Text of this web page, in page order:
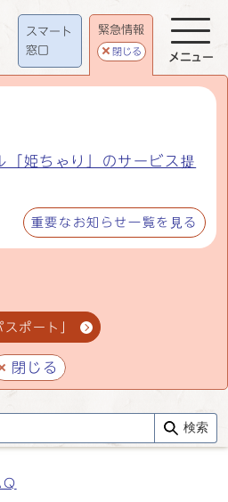
スマート
窓口
緊急情報
閉じる
「姫ちゃり」のサービス提
重要なお知らせ一覧を見る
ポート」
閉じる
メニュー
検索